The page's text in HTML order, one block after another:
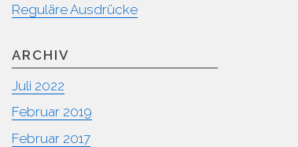
Reguläre Ausdrücke
ARCHIV
Juli 2022
Februar 2019
Februar 2017